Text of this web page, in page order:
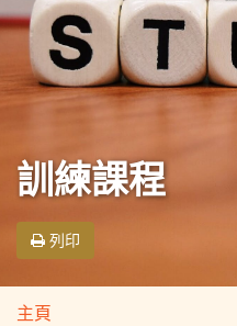
訓練課程
列印
主頁